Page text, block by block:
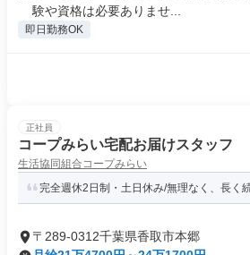
験や資格は必要ありませ...
即日勤務OK
正社員
コープみらい宅配お届けスタッフ
生活協同組合コープみらい
完全週休2日制・土日休み/無理なく、長く
〒289-0312千葉県香取市本郷